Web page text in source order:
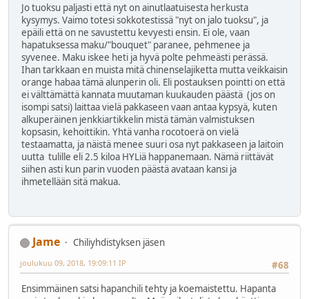
Jo tuoksu paljasti että nyt on ainutlaatuisesta herkusta
kysymys. Vaimo totesi sokkotestissä "nyt on jalo tuoksu", ja
epäili että on ne savustettu kevyesti ensin. Ei ole, vaan
hapatuksessa maku/"bouquet" paranee, pehmenee ja
syvenee. Maku iskee heti ja hyvä polte pehmeästi perässä.
Ihan tarkkaan en muista mitä chinenselajiketta mutta veikkaisin
orange habaa tämä alunperin oli. Eli postauksen pointti on että
ei välttämättä kannata muutaman kuukauden päästä (jos on
isompi satsi) laittaa vielä pakkaseen vaan antaa kypsyä, kuten
alkuperäinen jenkkiartikkelin mistä tämän valmistuksen
kopsasin, kehoittikin. Yhtä vanha rocotoerä on vielä
testaamatta, ja näistä menee suuri osa nyt pakkaseen ja laitoin
uutta tulille eli 2.5 kiloa HYLiä happanemaan. Nämä riittävät
siihen asti kun parin vuoden päästä avataan kansi ja
ihmetellään sitä makua.
Jame
Chiliyhdistyksen jäsen
#68
joulukuu 09, 2018, 19:09:11 IP
Ensimmäinen satsi hapanchili tehty ja koemaistettu. Hapanta